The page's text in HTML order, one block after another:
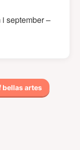
september –
bellas artes